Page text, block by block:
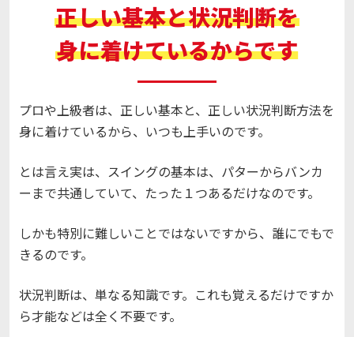
正しい基本と状況判断を
身に着けているからです
プロや上級者は、正しい基本と、正しい状況判断方法を
身に着けているから、いつも上手いのです。
とは言え実は、スイングの基本は、パターからバンカ
ーまで共通していて、たった１つあるだけなのです。
しかも特別に難しいことではないですから、誰にでもで
きるのです。
状況判断は、単なる知識です。これも覚えるだけですか
ら才能などは全く不要です。